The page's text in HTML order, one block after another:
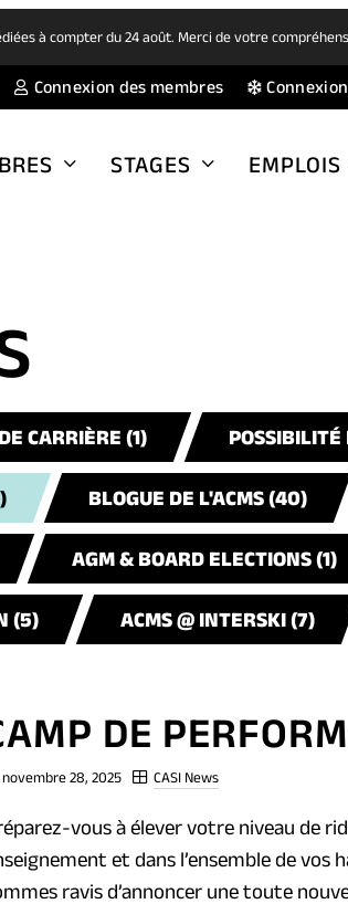
à compter du 24 août. Merci de votre
Connexion des membres(opens
in
new
STAGES EMPLOIS
CARRIÈRE (1)
BLOGUE DE L'ACMS (40)
AGM & BOARD ELECTIONS (1)
(5) ACMS @ INTERSKI (7)
DE
novembre 28, 2025 CASI News
vous à élever votre niveau de
et dans l’ensemble de vos
ravis d’annoncer une toute